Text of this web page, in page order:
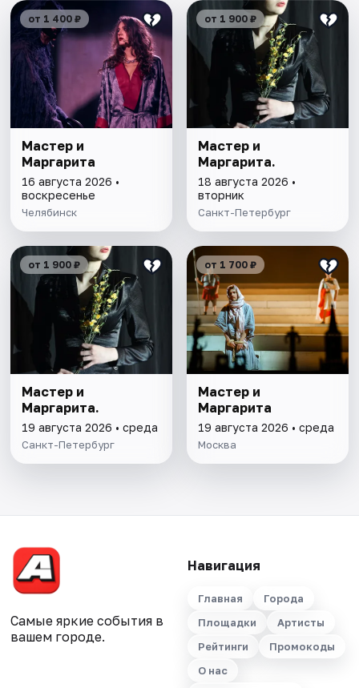
от 1 400 ₽
Мастер и
Маргарита
16 августа 2026 •
воскресенье
Челябинск
от 1 900 ₽
Мастер и
Маргарита.
18 августа 2026 •
вторник
Санкт-Петербург
от 1 900 ₽
Мастер и
Маргарита.
19 августа 2026 • среда
Санкт-Петербург
от 1 700 ₽
Мастер и
Маргарита
19 августа 2026 • среда
Москва
Самые яркие события в
вашем городе.
Навигация
Главная
Города
Площадки
Артисты
Рейтинги
Промокоды
О нас